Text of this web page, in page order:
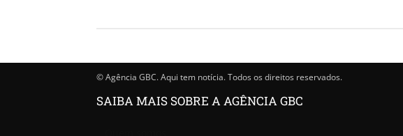
© Agência GBC. Aqui tem notícia. Todos os direitos reservados.
SAIBA MAIS SOBRE A AGÊNCIA GBC